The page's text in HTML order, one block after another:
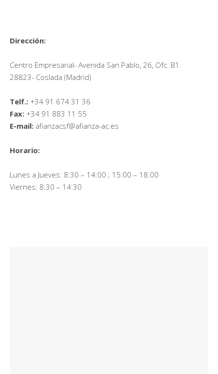
Dirección:
Centro Empresarial- Avenida San Pablo, 26, Ofc. B1.
28823- Coslada (Madrid)
Telf.: +34 91 674 31 36
Fax: +34 91 883 11 55
E-mail: afianzacsf@afianza-ac.es
Horario:
Lunes a Jueves: 8:30 – 14:00 ; 15:00 – 18:00
Viernes: 8:30 – 14:30